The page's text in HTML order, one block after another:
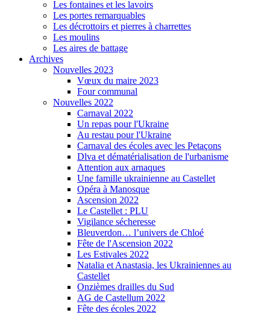
Les fontaines et les lavoirs
Les portes remarquables
Les décrottoirs et pierres à charrettes
Les moulins
Les aires de battage
Archives
Nouvelles 2023
Vœux du maire 2023
Four communal
Nouvelles 2022
Carnaval 2022
Un repas pour l'Ukraine
Au restau pour l'Ukraine
Carnaval des écoles avec les Petaçons
Dlva et dématérialisation de l'urbanisme
Attention aux arnaques
Une famille ukrainienne au Castellet
Opéra à Manosque
Ascension 2022
Le Castellet : PLU
Vigilance sécheresse
Bleuverdon… l’univers de Chloé
Fête de l'Ascension 2022
Les Estivales 2022
Natalia et Anastasia, les Ukrainiennes au
Castellet
Onzièmes drailles du Sud
AG de Castellum 2022
Fête des écoles 2022